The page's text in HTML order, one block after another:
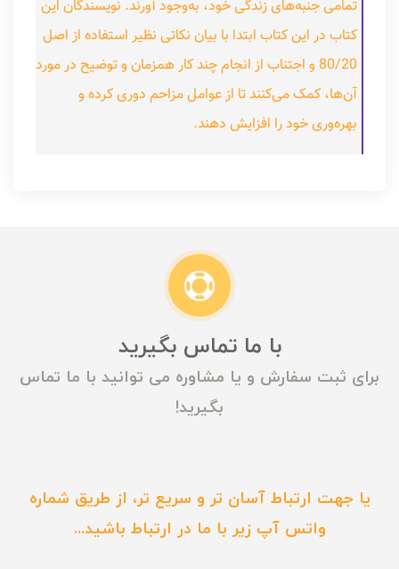
تمامی جنبه‌های زندگی خود، به‌وجود آورند. نویسندگان این
کتاب در این کتاب ابتدا با بیان نکاتی نظیر استفاده از اصل
80/20 و اجتناب از انجام چند کار همزمان و توضیح در مورد
آن‌ها، کمک می‌کنند تا از عوامل مزاحم دوری کرده و
بهره‌وری خود را افزایش دهند.
با ما تماس بگیرید
برای ثبت سفارش و یا مشاوره می توانید با ما تماس
بگیرید!
یا جهت ارتباط آسان تر و سریع تر، از طریق شماره
واتس آپ زیر با ما در ارتباط باشید...